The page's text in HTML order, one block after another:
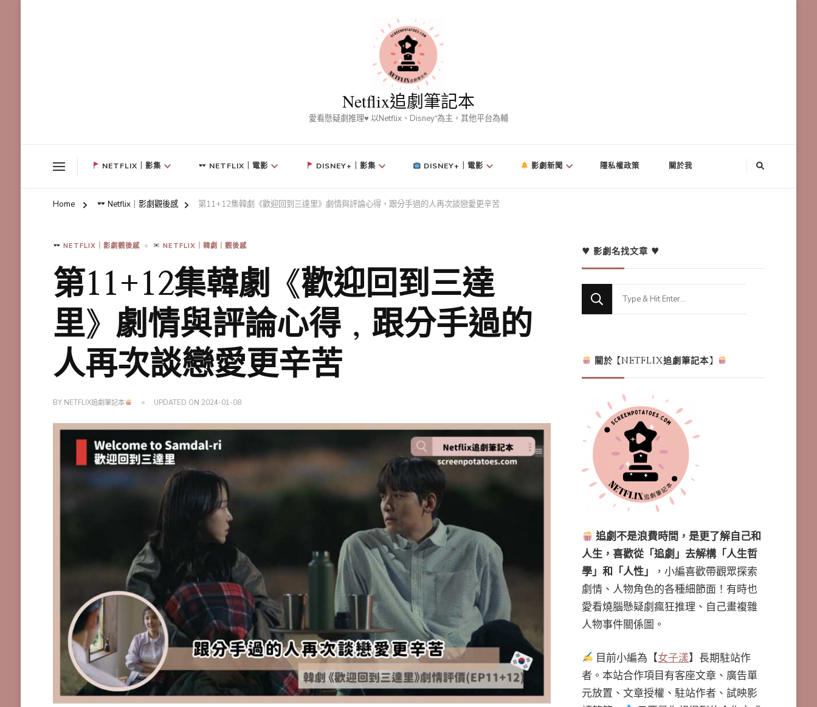
Netflix追劇筆記本
愛看懸疑劇推理♥ 以Netflix、Disney⁺為主，其他平台為輔
NETFLIX｜影集 NETFLIX｜電影 DISNEY+｜影集 DISNEY+｜電影 影劇新聞 隱私權政策 關於我
Home Netflix｜影劇觀後感 第11+12集韓劇《歡迎回到三達里》劇情與評論心得，跟分手過的人再次談戀愛更辛苦
NETFLIX｜影劇觀後感 NETFLIX｜韓劇｜觀後感
第11+12集韓劇《歡迎回到三達
里》劇情與評論心得，跟分手過的
人再次談戀愛更辛苦
BY NETFLIX追劇筆記本 UPDATED ON 2024-01-08
♥ 影劇名找文章 ♥
Looking
關於【NETFLIX追劇筆記本】
追劇不是浪費時間，是更了解自己和
人生，喜歡從「追劇」去解構「人生哲
學」和「人性」
，小編喜歡帶觀眾探索
劇情、人物角色的各種細節面！有時也
愛看燒腦懸疑劇瘋狂推理、自己畫複雜
人物事件關係圖。
目前小編為【女子漾】長期駐站作
者。本站合作項目有客座文章、廣告單
元放置、文章授權、駐站作者、試映影